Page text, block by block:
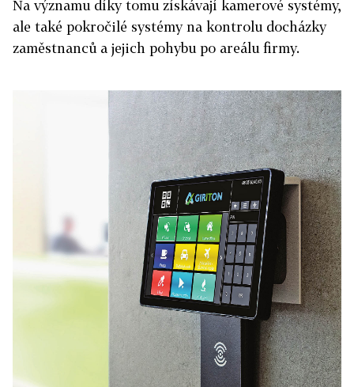
Na významu díky tomu získávají kamerové systémy,
ale také pokročilé systémy na kontrolu docházky
zaměstnanců a jejich pohybu po areálu firmy.